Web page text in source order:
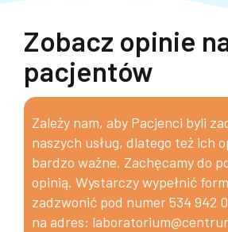
Zobacz opinie
pacjentów
Zależy nam, aby Pacjenci byli
naszych usług, dlatego też ich
bardzo ważne. Zachęcamy do
opinią. Wystarczy wypełnić
zadzwonić pod numer534 942
na adres: